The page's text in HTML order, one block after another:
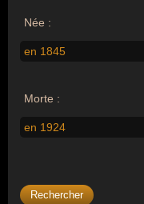
Née :
en 1845
Morte :
en 1924